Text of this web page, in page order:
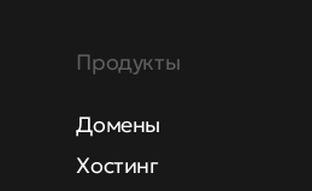
Продукты
Домены
Хостинг